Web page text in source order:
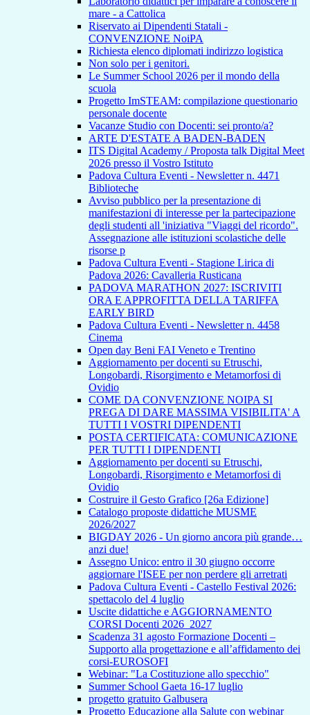
mare - a Cattolica
Riservato ai Dipendenti Statali -
CONVENZIONE NoiPA
Richiesta elenco diplomati indirizzo logistica
Non solo per i genitori.
Le Summer School 2026 per il mondo della
scuola
Progetto ImSTEAM: compilazione questionario
personale docente
Vacanze Studio con Docenti: sei pronto/a?
ARTE D'ESTATE A BADEN-BADEN
ITS Digital Academy / Proposta talk Digital Meet
2026 presso il Vostro Istituto
Padova Cultura Eventi - Newsletter n. 4471
Biblioteche
Avviso pubblico per la presentazione di
manifestazioni di interesse per la partecipazione
degli studenti all 'iniziativa "Viaggi del ricordo".
Assegnazione alle istituzioni scolastiche delle
risorse p
Padova Cultura Eventi - Stagione Lirica di
Padova 2026: Cavalleria Rusticana
PADOVA MARATHON 2027: ISCRIVITI
ORA E APPROFITTA DELLA TARIFFA
EARLY BIRD
Padova Cultura Eventi - Newsletter n. 4458
Cinema
Open day Beni FAI Veneto e Trentino
Aggiornamento per docenti su Etruschi,
Longobardi, Risorgimento e Metamorfosi di
Ovidio
COME DA CONVENZIONE NOIPA SI
PREGA DI DARE MASSIMA VISIBILITA' A
TUTTI I VOSTRI DIPENDENTI
POSTA CERTIFICATA: COMUNICAZIONE
PER TUTTI I DIPENDENTI
Aggiornamento per docenti su Etruschi,
Longobardi, Risorgimento e Metamorfosi di
Ovidio
Costruire il Gesto Grafico [26a Edizione]
Catalogo proposte didattiche MUSME
2026/2027
BIGDAY 2026 - Un giorno ancora più grande…
anzi due!
Assegno Unico: entro il 30 giugno occorre
aggiornare l'ISEE per non perdere gli arretrati
Padova Cultura Eventi - Castello Festival 2026:
spettacolo del 4 luglio
Uscite didattiche e AGGIORNAMENTO
CORSI Docenti 2026_2027
Scadenza 31 agosto Formazione Docenti –
Supporto alla progettazione e all’affidamento dei
corsi-EUROSOFI
Webinar: "La Costituzione allo specchio"
Summer School Gaeta 16-17 luglio
progetto gratuito Galbusera
Progetto Educazione alla Salute con webinar